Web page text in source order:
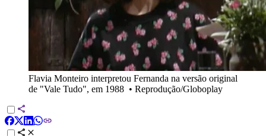
Flavia Monteiro interpretou Fernanda na versão original
de "Vale Tudo", em 1988 • Reprodução/Globoplay